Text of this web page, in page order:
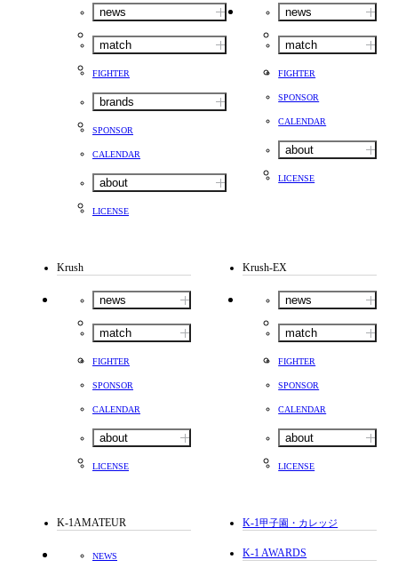
news
match
FIGHTER
brands
SPONSOR
CALENDAR
about
LICENSE
news
match
FIGHTER
SPONSOR
CALENDAR
about
LICENSE
Krush
news
match
FIGHTER
SPONSOR
CALENDAR
about
LICENSE
Krush-EX
news
match
FIGHTER
SPONSOR
CALENDAR
about
LICENSE
K-1AMATEUR
NEWS
K-1甲子園・カレッジ
K-1 AWARDS